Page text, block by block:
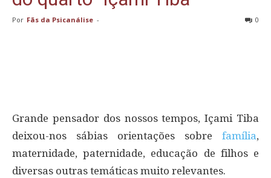
Por Fãs da Psicanálise - 0
Grande pensador dos nossos tempos, Içami Tiba
deixou-nos sábias orientações sobre família,
maternidade, paternidade, educação de filhos e
diversas outras temáticas muito relevantes.